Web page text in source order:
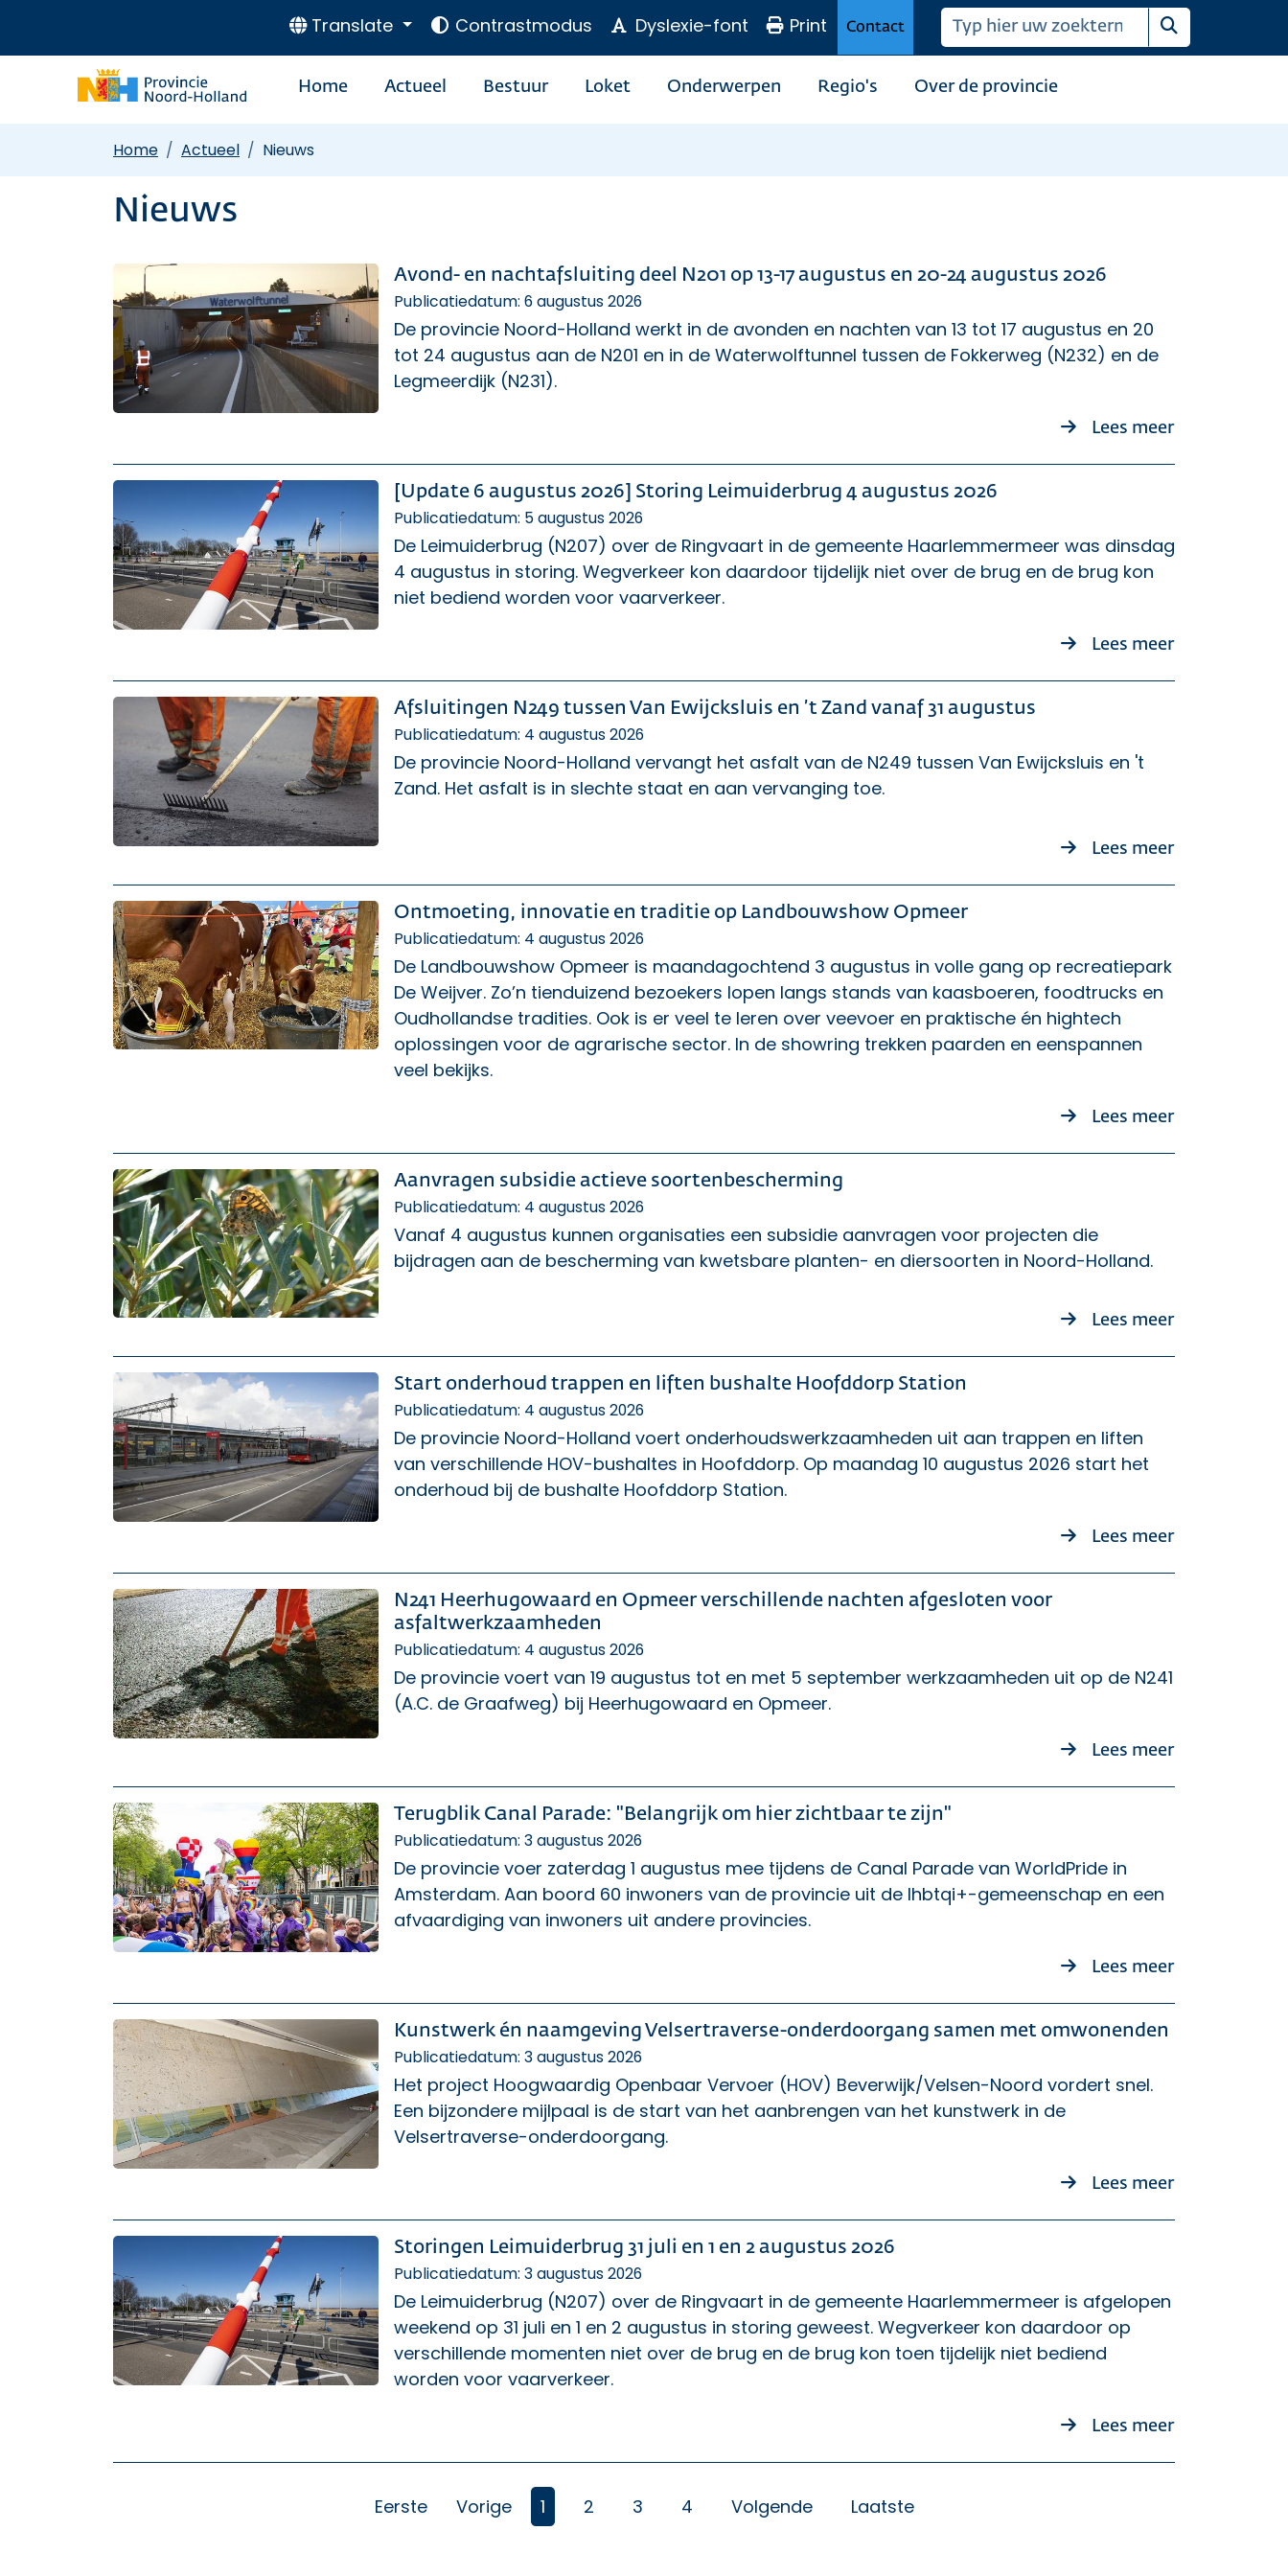
Translate Contrastmodus Dyslexie-font Print Contact
Zoeken
Home Actueel Bestuur Loket Onderwerpen Regio's Over de provincie
Home Actueel Nieuws
Nieuws
Avond- en nachtafsluiting deel N201 op 13-17 augustus en 20-24 augustus 2026
Publicatiedatum: 6 augustus 2026
De provincie Noord-Holland werkt in de avonden en nachten van 13 tot 17 augustus en 20
tot 24 augustus aan de N201 en in de Waterwolftunnel tussen de Fokkerweg (N232) en de
Legmeerdijk (N231).
Lees meerover Avond-
[Update 6 augustus 2026] Storing Leimuiderbrug 4 augustus 2026
Publicatiedatum: 5 augustus 2026
De Leimuiderbrug (N207) over de Ringvaart in de gemeente Haarlemmermeer was dinsdag
4 augustus in storing. Wegverkeer kon daardoor tijdelijk niet over de brug en de brug kon
niet bediend worden voor vaarverkeer.
Lees meerover [Update
Afsluitingen N249 tussen Van Ewijcksluis en ’t Zand vanaf 31 augustus
Publicatiedatum: 4 augustus 2026
De provincie Noord-Holland vervangt het asfalt van de N249 tussen Van Ewijcksluis en 't
Zand. Het asfalt is in slechte staat en aan vervanging toe.
Lees meerover
Ontmoeting, innovatie en traditie op Landbouwshow Opmeer
Publicatiedatum: 4 augustus 2026
De Landbouwshow Opmeer is maandagochtend 3 augustus in volle gang op recreatiepark
De Weijver. Zo’n tienduizend bezoekers lopen langs stands van kaasboeren, foodtrucks en
Oudhollandse tradities. Ook is er veel te leren over veevoer en praktische én hightech
oplossingen voor de agrarische sector. In de showring trekken paarden en eenspannen
veel bekijks.
Lees meerover
Aanvragen subsidie actieve soortenbescherming
Publicatiedatum: 4 augustus 2026
Vanaf 4 augustus kunnen organisaties een subsidie aanvragen voor projecten die
bijdragen aan de bescherming van kwetsbare planten- en diersoorten in Noord-Holland.
Lees meerover
Start onderhoud trappen en liften bushalte Hoofddorp Station
Publicatiedatum: 4 augustus 2026
De provincie Noord-Holland voert onderhoudswerkzaamheden uit aan trappen en liften
van verschillende HOV-bushaltes in Hoofddorp. Op maandag 10 augustus 2026 start het
onderhoud bij de bushalte Hoofddorp Station.
Lees meerover Start
N241 Heerhugowaard en Opmeer verschillende nachten afgesloten voor
asfaltwerkzaamheden
Publicatiedatum: 4 augustus 2026
De provincie voert van 19 augustus tot en met 5 september werkzaamheden uit op de N241
(A.C. de Graafweg) bij Heerhugowaard en Opmeer.
Lees meerover N241
Terugblik Canal Parade: "Belangrijk om hier zichtbaar te zijn"
Publicatiedatum: 3 augustus 2026
De provincie voer zaterdag 1 augustus mee tijdens de Canal Parade van WorldPride in
Amsterdam. Aan boord 60 inwoners van de provincie uit de lhbtqi+-gemeenschap en een
afvaardiging van inwoners uit andere provincies.
Lees meerover
Kunstwerk én naamgeving Velsertraverse-onderdoorgang samen met omwonenden
Publicatiedatum: 3 augustus 2026
Het project Hoogwaardig Openbaar Vervoer (HOV) Beverwijk/Velsen-Noord vordert snel.
Een bijzondere mijlpaal is de start van het aanbrengen van het kunstwerk in de
Velsertraverse-onderdoorgang.
Lees meerover
Storingen Leimuiderbrug 31 juli en 1 en 2 augustus 2026
Publicatiedatum: 3 augustus 2026
De Leimuiderbrug (N207) over de Ringvaart in de gemeente Haarlemmermeer is afgelopen
weekend op 31 juli en 1 en 2 augustus in storing geweest. Wegverkeer kon daardoor op
verschillende momenten niet over de brug en de brug kon toen tijdelijk niet bediend
worden voor vaarverkeer.
Lees meerover
Eerste Vorige 1(Huidige)
2 3 4 Volgende Laatste